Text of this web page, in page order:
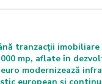
tranzacții
mp, aflate în
modernizează